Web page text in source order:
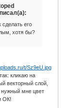
сделать его
хотя бы?
кликаю на
векторный слой,
мне цвет
ОК!